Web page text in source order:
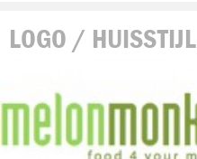
LOGO / HUISSTIJL